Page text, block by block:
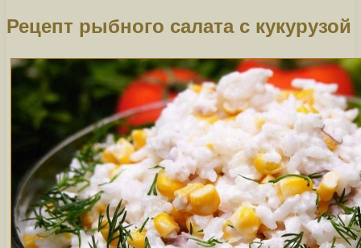
Рецепт рыбного салата с кукурузой